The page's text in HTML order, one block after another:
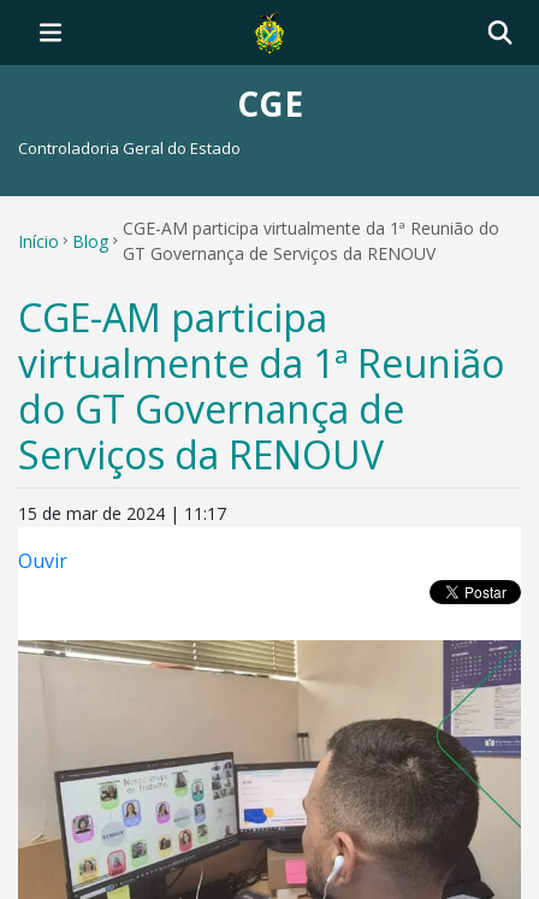
CGE
Controladoria Geral do Estado
Início Blog
CGE-AM participa virtualmente da 1ª Reunião do
GT Governança de Serviços da RENOUV
CGE-AM participa
virtualmente da 1ª Reunião
do GT Governança de
Serviços da RENOUV
15 de mar de 2024 | 11:17
Ouvir